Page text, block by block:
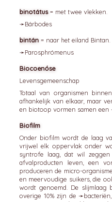
binotátus = met twee vlekken.
➛Bárbodes
bintán = naar het eiland Bintan.
➛Parosphrómenus
Biocoenóse
Levensgemeenschap
Totaal van organismen
afhankelijk van elkaar, maar
en biotoop vormen samen een
Biofilm
Onder biofilm wordt de laag
vrijwel elk oppervlak onder
syntrofe laag, dat wil
afvalproducten leven, een
produceren de micro-
en meervoudige suikers, die
wordt genoemd. De slijmlaag
overige 10% zijn de ➛bacteriën